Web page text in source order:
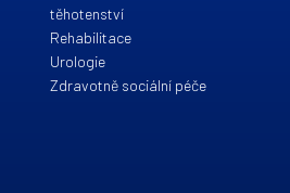
těhotenství
Rehabilitace
Urologie
Zdravotně sociální péče